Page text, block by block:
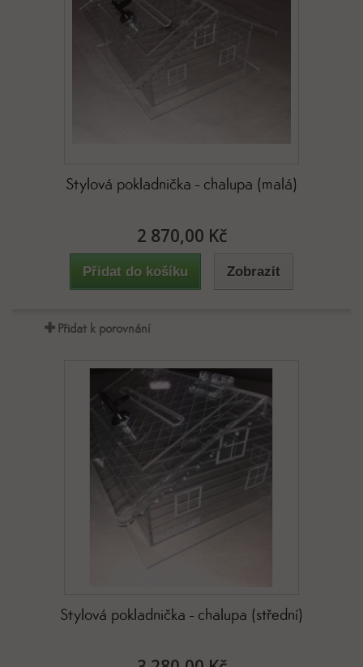
Stylová pokladnička - chalupa (malá)
2 870,00 Kč
Přidat do košíku Zobrazit
Přidat k porovnání
Stylová pokladnička - chalupa (střední)